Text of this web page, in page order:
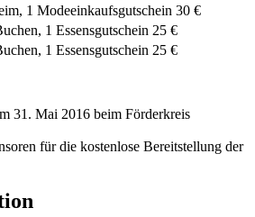
1 Modeeinkaufsgutschein 30 €
1 Essensgutschein 25 €
1 Essensgutschein 25 €
31. Mai 2016 beim Förderkreis
für die kostenlose Bereitstellung der